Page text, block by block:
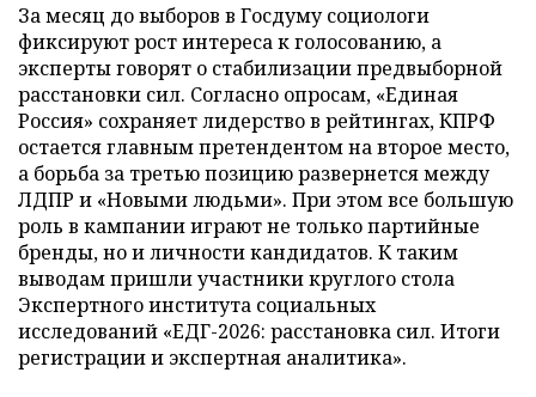
За месяц до выборов в Госдуму социологи
фиксируют рост интереса к голосованию, а
эксперты говорят о стабилизации предвыборной
расстановки сил. Согласно опросам, «Единая
Россия» сохраняет лидерство в рейтингах, КПРФ
остается главным претендентом на второе место,
а борьба за третью позицию развернется между
ЛДПР и «Новыми людьми». При этом все большую
роль в кампании играют не только партийные
бренды, но и личности кандидатов. К таким
выводам пришли участники круглого стола
Экспертного института социальных
исследований «ЕДГ-2026: расстановка сил. Итоги
регистрации и экспертная аналитика».